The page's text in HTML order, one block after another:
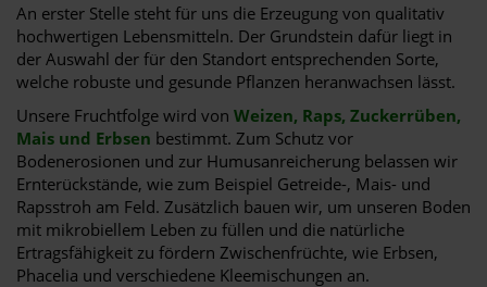
An erster Stelle steht für uns die Erzeugung von qualitativ
hochwertigen Lebensmitteln. Der Grundstein dafür liegt in
der Auswahl der für den Standort entsprechenden Sorte,
welche robuste und gesunde Pflanzen heranwachsen lässt.
Unsere Fruchtfolge wird von Weizen, Raps, Zuckerrüben,
Mais und Erbsen bestimmt. Zum Schutz vor
Bodenerosionen und zur Humusanreicherung belassen wir
Ernterückstände, wie zum Beispiel Getreide-, Mais- und
Rapsstroh am Feld. Zusätzlich bauen wir, um unseren Boden
mit mikrobiellem Leben zu füllen und die natürliche
Ertragsfähigkeit zu fördern Zwischenfrüchte, wie Erbsen,
Phacelia und verschiedene Kleemischungen an.